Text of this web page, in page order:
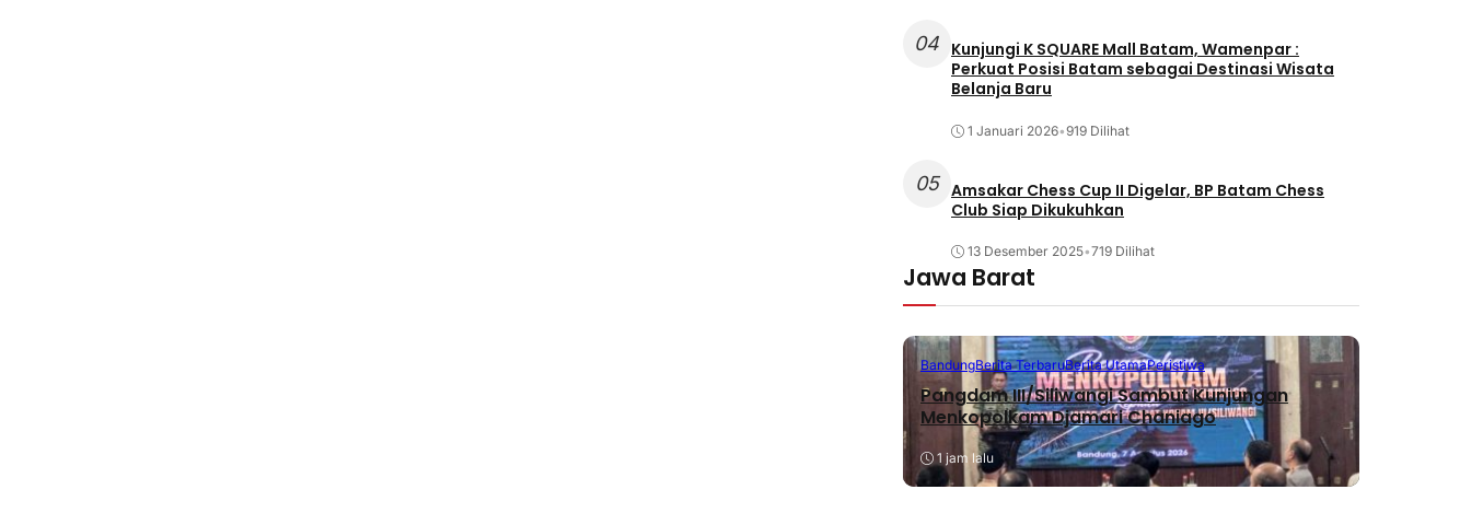
04 Kunjungi K SQUARE Mall Batam, Wamenpar :
Perkuat Posisi Batam sebagai Destinasi Wisata
Belanja Baru
1 Januari 2026•919 Dilihat
05 Amsakar Chess Cup II Digelar, BP Batam Chess
Club Siap Dikukuhkan
13 Desember 2025•719 Dilihat
Jawa Barat
BandungBerita TerbaruBerita UtamaPeristiwa
Pangdam III/Siliwangi Sambut Kunjungan
Menkopolkam Djamari Chaniago
1 jam lalu